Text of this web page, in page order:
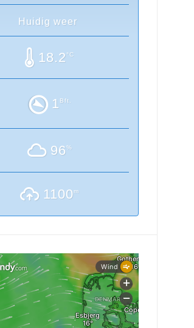
Huidig weer
18.2 °C
1 Bft.
96%
1100m